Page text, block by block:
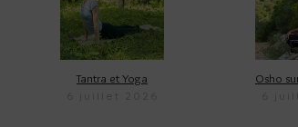
Tantra et Yoga